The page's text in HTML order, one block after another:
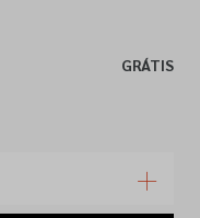
GRÁTIS